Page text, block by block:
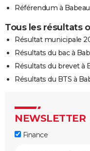
Référendum à
Tous les résultats
Résultat municipale
Résultats du bac à
Résultats du brevet à
Résultats du BTS à
NEWSLETTER
Finance